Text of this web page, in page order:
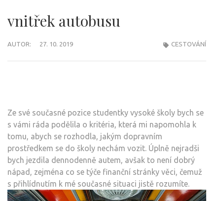
vnitřek autobusu
AUTOR: 27. 10. 2019 CESTOVÁNÍ
Ze své současné pozice studentky vysoké školy bych se
s vámi ráda podělila o kritéria, která mi napomohla k
tomu, abych se rozhodla, jakým dopravním
prostředkem se do školy nechám vozit. Úplně nejradši
bych jezdila dennodenně autem, avšak to není dobrý
nápad, zejména co se týče finanční stránky věci, čemuž
s přihlídnutím k mé současné situaci jistě rozumíte.